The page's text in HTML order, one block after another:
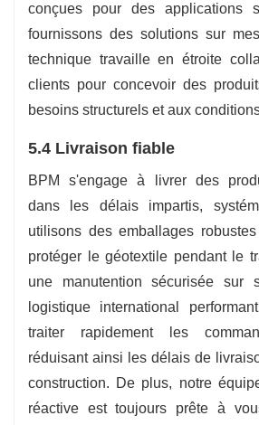
conçues pour des applications
fournissons des solutions sur
technique travaille en étroite
clients pour concevoir des
besoins structurels et aux
5.4 Livraison fiable
BPM s'engage à livrer des
dans les délais impartis,
utilisons des emballages
protéger le géotextile pendant le
une manutention sécurisée sur
logistique international
traiter rapidement les
réduisant ainsi les délais de
construction. De plus, notre
réactive est toujours prête à